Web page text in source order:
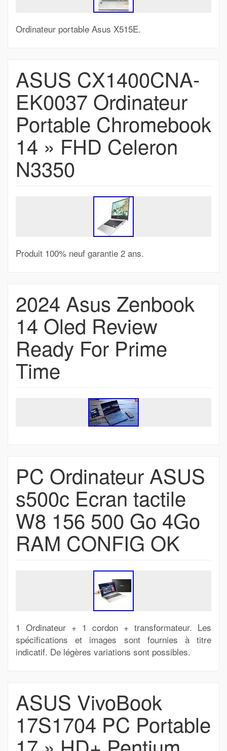
Ordinateur portable Asus X515E.
ASUS CX1400CNA-
EK0037 Ordinateur
Portable Chromebook
14 » FHD Celeron
N3350
Produit 100% neuf garantie 2 ans.
2024 Asus Zenbook
14 Oled Review
Ready For Prime
Time
PC Ordinateur ASUS
s500c Ecran tactile
W8 156 500 Go 4Go
RAM CONFIG OK
1 Ordinateur + 1 cordon + transformateur. Les
spécifications et images sont fournies à titre
indicatif. De légères variations sont possibles.
ASUS VivoBook
17S1704 PC Portable